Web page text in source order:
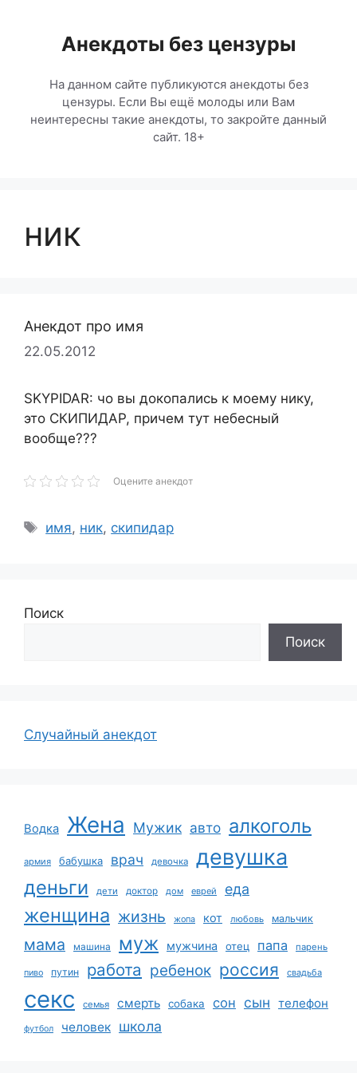
содержимомуАнекдоты без цензуры
На данном сайте публикуются анекдоты без
цензуры. Если Вы ещё молоды или Вам
неинтересны такие анекдоты, то закройте данный
сайт. 18+
ник
Анекдот про имя
22.05.2012
SKYPIDAR: чо вы докопались к моему нику,
это СКИПИДАР, причем тут небесный
вообще???
Оцените анекдот
Метки
имя, ник, скипидар
Поиск
Поиск
Случайный анекдот
Водка Жена Мужик авто алкоголь
армия бабушка врач девочка девушка
деньги дети доктор дом еврей еда
женщина жизнь жопа кот любовь мальчик
мама машина муж мужчина отец папа парень
пиво путин работа ребенок россия свадьба
секс семья смерть собака сон сын телефон
футбол человек школа